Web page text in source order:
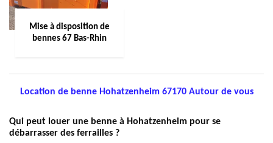
Mise à disposition de
bennes 67 Bas-Rhin
Location de benne Hohatzenheim 67170 Autour de vous
Qui peut louer une benne à Hohatzenheim pour se
débarrasser des ferrailles ?